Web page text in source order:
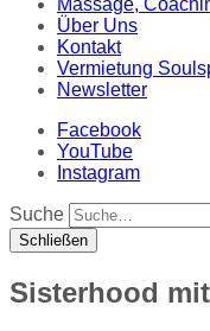
Massage,
Über Uns
Kontakt
Vermietung
Newsletter
Facebook
YouTube
Instagram
Suche
Schließen
Sisterhood